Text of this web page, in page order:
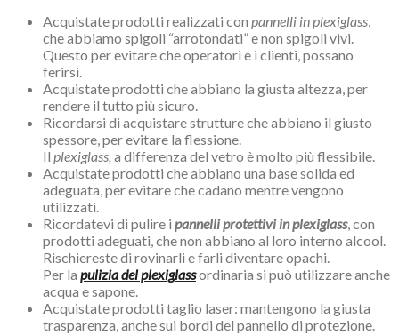
Acquistate prodotti realizzati con pannelli in plexiglass,
che abbiamo spigoli “arrotondati” e non spigoli vivi.
Questo per evitare che operatori e i clienti, possano
ferirsi.
Acquistate prodotti che abbiano la giusta altezza, per
rendere il tutto più sicuro.
Ricordarsi di acquistare strutture che abbiano il giusto
spessore, per evitare la flessione.
Il plexiglass, a differenza del vetro è molto più flessibile.
Acquistate prodotti che abbiano una base solida ed
adeguata, per evitare che cadano mentre vengono
utilizzati.
Ricordatevi di pulire i pannelli protettivi in plexiglass, con
prodotti adeguati, che non abbiano al loro interno alcool.
Rischiereste di rovinarli e farli diventare opachi.
Per la pulizia del plexiglassordinaria si può utilizzare anche
acqua e sapone.
Acquistate prodotti taglio laser: mantengono la giusta
trasparenza, anche sui bordi del pannello di protezione.